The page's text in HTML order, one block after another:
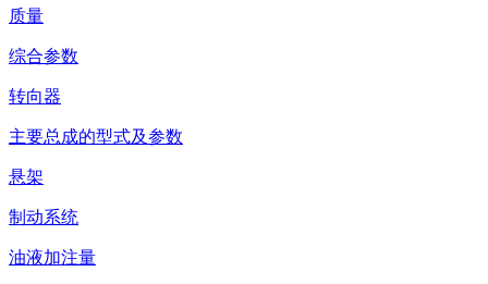
质量
综合参数
转向器
主要总成的型式及参数
悬架
制动系统
油液加注量